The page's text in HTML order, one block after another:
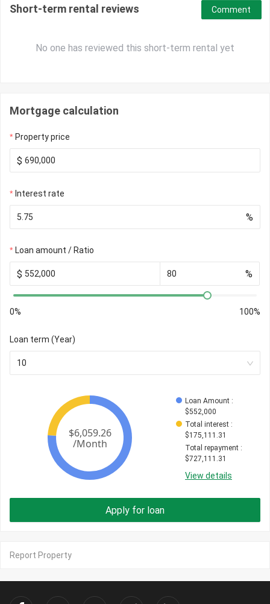
Short-term rental reviews
No one has reviewed this short-term rental yet
Comment
Mortgage calculation
Property price
$
Interest rate
%
Loan amount / Ratio
$ %
0% 100%
Loan term (Year)
10
Loan Amount :
$552,000
Total interest :
$175,111.31
Total repayment :
$727,111.31
View details
Apply for loan
Report Property